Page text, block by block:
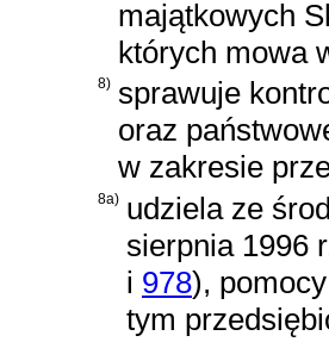
majątkowych
których mowa
8) sprawuje
oraz
w zakresie
8a) udziela ze
sierpnia 1996
i 978),
tym